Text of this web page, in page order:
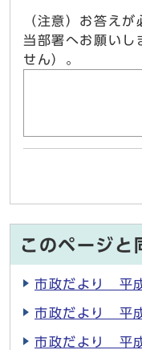
（注意）お答え
当部署へお願いし
せん）。
このページと
市政だより 平
市政だより 平
市政だより 平